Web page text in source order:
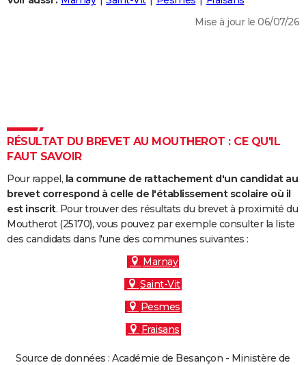
DICTIONNAIRE
Dictionnaire
Biographies
Citations
Expressions
Proverbes
PROGRAMME TV
COPAINS D'AVANT
S'inscrire
Se connecter
Lycées
Collèges
Primaires
Universités
Entreprises
Service militaire
Avis de recherche
AVIS DE DÉCÈS
FORUM
Mise à jour le 06/07/26
RÉSULTAT DU BREVET AU MOUTHEROT : CE QU'IL
FAUT SAVOIR
Pour rappel, la commune de rattachement d'un candidat au
brevet correspond à celle de l'établissement scolaire où il
est inscrit. Pour trouver des résultats du brevet à proximité du
Moutherot (25170), vous pouvez par exemple consulter la liste
des candidats dans l'une des communes suivantes :
Marnay
Saint-Vit
Pesmes
Fraisans
Source de données : Académie de Besançon - Ministère de